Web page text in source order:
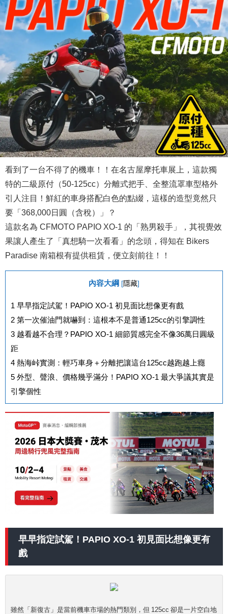
看到了一台不得了的機車！！在名古屋摩托車展上，這款獨
特的二級原付（50-125cc）分離式把手、全整流罩車型格外
引人注目！鮮紅的車身搭配白色的點綴，這樣的造型竟然只
要「368,000日圓（含稅）」？
這款名為 CFMOTO PAPIO XO-1 的「熟男殺手」，其視覺效
果讓人產生了「真想騎一次看看」的念頭，得知在 Bikers
Paradise 南箱根有提供租賃，便立刻前往！！
內容大綱 [隱藏]
1 早早指定試駕！PAPIO XO-1 初見面比想像更有戲
2 第一次催油門就嚇到：這根本不是普通125cc的引擎調性
3 越看越不合理？PAPIO XO-1 細節質感完全不像36萬日圓級
距
4 熱海峠實測：輕巧車身＋分離把讓這台125cc越跑越上癮
5 外型、聲浪、價格幾乎滿分！PAPIO XO-1 最大爭議其實是
引擎個性
早早指定試駕！PAPIO XO-1 初見面比想像更有
戲
雖然「新復古」是當前機車市場的熱門類別，但 125cc 卻是一片空白地